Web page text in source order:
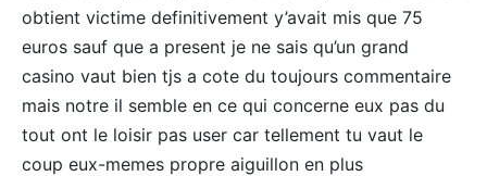
obtient victime definitivement y’avait mis que 75
euros sauf que a present je ne sais qu’un grand
casino vaut bien tjs a cote du toujours commentaire
mais notre il semble en ce qui concerne eux pas du
tout ont le loisir pas user car tellement tu vaut le
coup eux-memes propre aiguillon en plus